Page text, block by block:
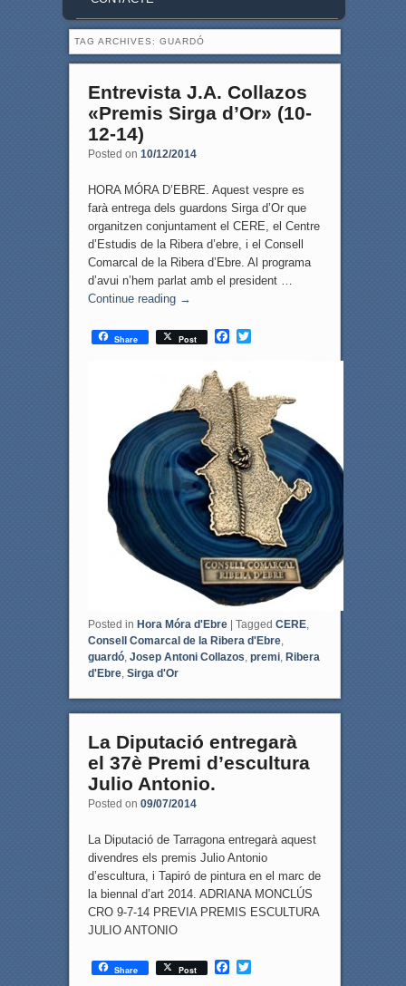
TAG ARCHIVES: GUARDÓ
Entrevista J.A. Collazos
«Premis Sirga d’Or» (10-
12-14)
Posted on 10/12/2014
HORA MÓRA D’EBRE. Aquest vespre es
farà entrega dels guardons Sirga d’Or que
organitzen conjuntament el CERE, el Centre
d’Estudis de la Ribera d’ebre, i el Consell
Comarcal de la Ribera d’Ebre. Al programa
d’avui n’hem parlat amb el president …
Continue reading →
Share Post
F
e
b
o
o
k
T
t
e
r
Posted in Hora Móra d'Ebre | Tagged CERE,
Consell Comarcal de la Ribera d'Ebre,
guardó, Josep Antoni Collazos premi, Ribera
d'Ebre, Sirga d'Or
La Diputació entregarà
el 37è Premi d’escultura
Julio Antonio.
Posted on 09/07/2014
La Diputació de Tarragona entregarà aquest
divendres els premis Julio Antonio
d’escultura, i Tapiró de pintura en el marc de
la biennal d’art 2014. ADRIANA MONCLÚS
CRO 9-7-14 PREVIA PREMIS ESCULTURA
JULIO ANTONIO
Share Post
F
T